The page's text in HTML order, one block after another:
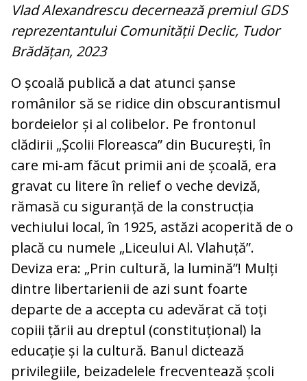
Vlad Alexandrescu decernează premiul GDS
reprezentantului Comunității Declic, Tudor
Brădățan, 2023
O școală publică a dat atunci șanse
românilor să se ridice din obscurantismul
bordeielor și al colibelor. Pe frontonul
clădirii „Școlii Floreasca” din București, în
care mi-am făcut primii ani de școală, era
gravat cu litere în relief o veche deviză,
rămasă cu siguranță de la construcția
vechiului local, în 1925, astăzi acoperită de o
placă cu numele „Liceului Al. Vlahuță”.
Deviza era: „Prin cultură, la lumină”! Mulți
dintre libertarienii de azi sunt foarte
departe de a accepta cu adevărat că toți
copiii țării au dreptul (constituțional) la
educație și la cultură. Banul dictează
privilegiile, beizadelele frecventează școli